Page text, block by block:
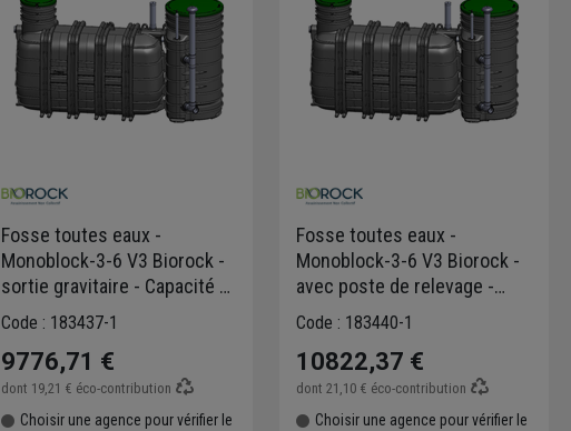
Fosse toutes eaux -
Monoblock-3-6 V3 Biorock -
sortie gravitaire - Capacité 6
E.H - 3000L
Code : 183437-1
9776,71 €
dont 19,21 € éco-contribution
Choisir une agence pour vérifier le
Fosse toutes eaux -
Monoblock-3-6 V3 Biorock -
avec poste de relevage -
Capacité 6 E.H - 3000L
Code : 183440-1
10822,37 €
dont21,10 € éco-contribution
Choisir une agence pour vérifier le